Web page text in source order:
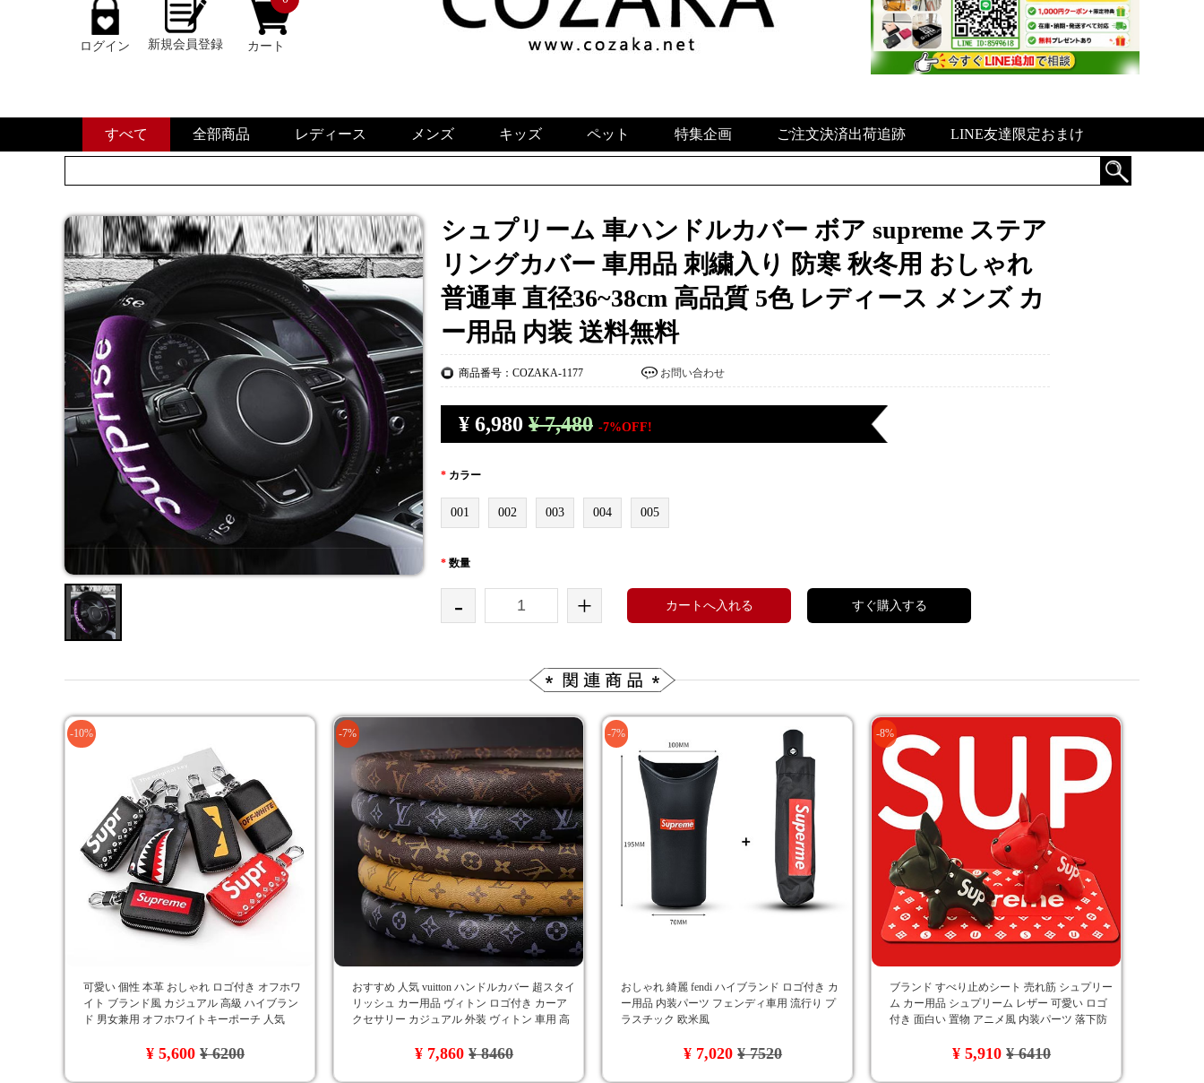
ログイン 新規会員登録 カート
すべて 全部商品 レディース メンズ キッズ ペット 特集企画 ご注文決済出荷追跡 LINE友達限定おまけ
シュプリーム 車ハンドルカバー ボア supreme ステア
リングカバー 車用品 刺繍入り 防寒 秋冬用 おしゃれ
普通車 直径36~38cm 高品質 5色 レディース メンズ カ
ー用品 内装 送料無料
商品番号：COZAKA-1177 お問い合わせ
¥ 6,980 ¥ 7,480 -7%OFF!
* カラー
001 002 003 004 005
* 数量
- + カートへ入れる すぐ購入する
-10%
可愛い 個性 本革 おしゃれ ロゴ付き オフホワ
イト ブランド風 カジュアル 高級 ハイブラン
ド 男女兼用 オフホワイトキーポーチ 人気
¥ 5,600¥ 6200
-7%
おすすめ 人気 vuitton ハンドルカバー 超スタイ
リッシュ カー用品 ヴィトン ロゴ付き カーア
クセサリー カジュアル 外装 ヴィトン 車用 高
¥ 7,860¥ 8460
-7%
おしゃれ 綺麗 fendi ハイブランド ロゴ付き カ
ー用品 内装パーツ フェンディ車用 流行り プ
ラスチック 欧米風
¥ 7,020¥ 7520
-8%
ブランド すべり止めシート 売れ筋 シュプリー
ム カー用品 シュプリーム レザー 可愛い ロゴ
付き 面白い 置物 アニメ風 内装パーツ 落下防
¥ 5,910¥ 6410